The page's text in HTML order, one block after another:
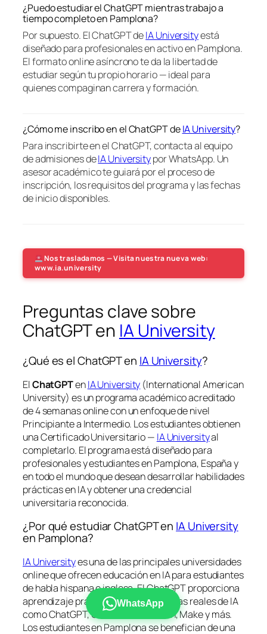
¿Puedo estudiar el ChatGPT mientras trabajo a
tiempo completo en Pamplona?
Por supuesto. El ChatGPT deIA Universityestá
diseñado para profesionales en activo en Pamplona.
El formato online asíncrono te da la libertad de
estudiar según tu propio horario — ideal para
quienes compaginan carrera y formación.
¿Cómo me inscribo en el ChatGPT deIA University?
Para inscribirte en el ChatGPT, contacta al equipo
de admisiones deIA Universitypor WhatsApp. Un
asesor académico te guiará por el proceso de
inscripción, los requisitos del programa y las fechas
de inicio disponibles.
Nos trasladamos — Visita nuestra nueva web:
www.ia.university
Preguntas clave sobre
ChatGPT en IA University
¿Qué es el ChatGPT en IA University?
ElChatGPTenIA University (International American
University) es un programa académico acreditado
de 4 semanas online con un enfoque de nivel
Principiante a Intermedio. Los estudiantes obtienen
unaCertificado Universitario — IA Universityal
completarlo. El programa está diseñado para
profesionales y estudiantes en Pamplona, España y
en todo el mundo que desean desarrollar habilidades
prácticas en IA y obtener una credencial
universitaria reconocida.
¿Por qué estudiar ChatGPT en IA University
en Pamplona?
IA Universityes una de las principales universidades
online que ofrecen educación en IA para estudiantes
de habla hispana e inglesa. El ChatGPT proporciona
aprendizaje práctico con herramientas reales de IA
como ChatGPT, Claude, Gemini, n8n, Make y más.
Los estudiantes en Pamplona se benefician de una
WhatsApp